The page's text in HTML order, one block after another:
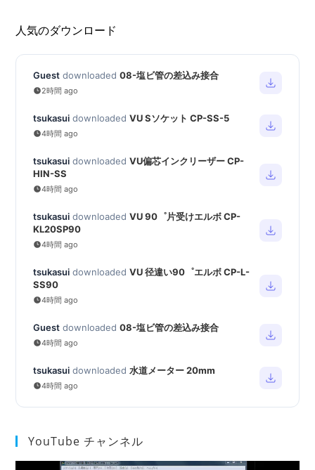
人気のダウンロード
Guest downloaded 08-塩ビ管の差込み接合
2時間 ago
tsukasui downloaded VU Sソケット CP-SS-5
4時間 ago
tsukasui downloaded VU偏芯インクリーザー CP-
HIN-SS
4時間 ago
tsukasui downloaded VU 90゜片受けエルボ CP-
KL20SP90
4時間 ago
tsukasui downloaded VU 径違い90゜エルボ CP-L-
SS90
4時間 ago
Guest downloaded 08-塩ビ管の差込み接合
4時間 ago
tsukasui downloaded 水道メーター 20mm
4時間 ago
YouTube チャンネル